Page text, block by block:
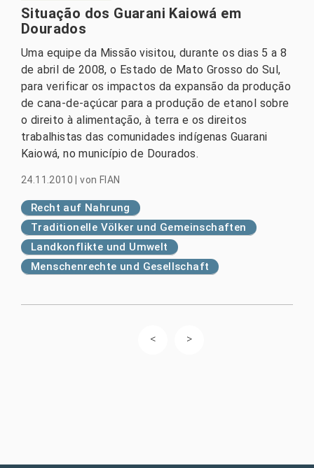
Situação dos Guarani Kaiowá em
Dourados
Uma equipe da Missão visitou, durante os dias 5 a 8
de abril de 2008, o Estado de Mato Grosso do Sul,
para verificar os impactos da expansão da produção
de cana-de-açúcar para a produção de etanol sobre
o direito à alimentação, à terra e os direitos
trabalhistas das comunidades indígenas Guarani
Kaiowá, no município de Dourados.
24.11.2010 |von FIAN
Recht auf Nahrung
Traditionelle Völker und Gemeinschaften
Landkonflikte und Umwelt
Menschenrechte und Gesellschaft